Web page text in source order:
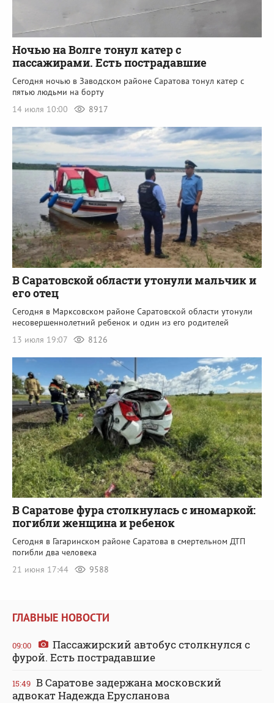
Ночью на Волге тонул катер с
пассажирами. Есть пострадавшие
Сегодня ночью в Заводском районе Саратова тонул катер с
пятью людьми на борту
14 июля 10:00
8917
В Саратовской области утонули мальчик и
его отец
Сегодня в Марксовском районе Саратовской области утонули
несовершеннолетний ребенок и один из его родителей
13 июля 19:07
8126
В Саратове фура столкнулась с иномаркой:
погибли женщина и ребенок
Сегодня в Гагаринском районе Саратова в смертельном ДТП
погибли два человека
21 июня 17:44
9588
ГЛАВНЫЕ НОВОСТИ
09:00
Пассажирский автобус столкнулся с
фурой. Есть пострадавшие
15:49 В Саратове задержана московский
адвокат Надежда Ерусланова